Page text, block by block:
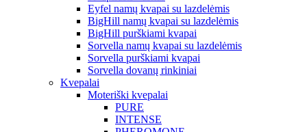
Eyfel namų kvapai su lazdelėmis
BigHill namų kvapai su lazdelėmis
BigHill purškiami kvapai
Sorvella namų kvapai su lazdelėmis
Sorvella purškiami kvapai
Sorvella dovanų rinkiniai
Kvepalai
Moteriški kvepalai
PURE
INTENSE